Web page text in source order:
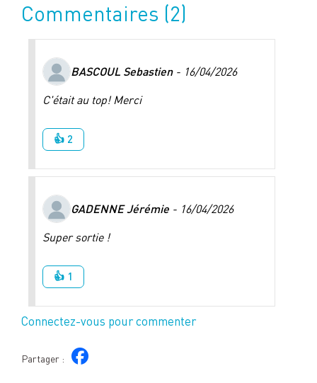
Commentaires (2)
BASCOUL Sebastien- 16/04/2026
C'était au top! Merci
👍 2
GADENNE Jérémie - 16/04/2026
Super sortie !
👍 1
Connectez-vous pour commenter
Partager :